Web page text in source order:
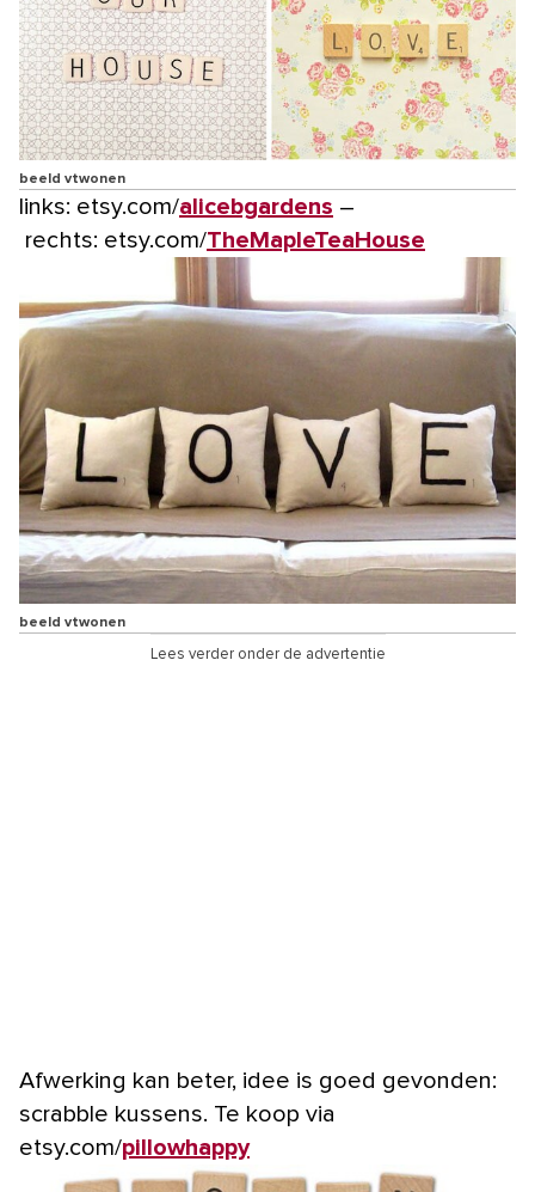
beeld vtwonen
links: etsy.com/alicebgardens –
rechts: etsy.com/TheMapleTeaHouse
beeld vtwonen
Lees verder onder de advertentie
Afwerking kan beter, idee is goed gevonden:
scrabble kussens. Te koop via
etsy.com/pillowhappy